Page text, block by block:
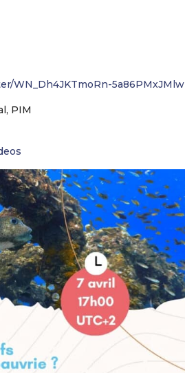
WN_Dh4JKTmoRn-5a86PMxJMlw
PIM